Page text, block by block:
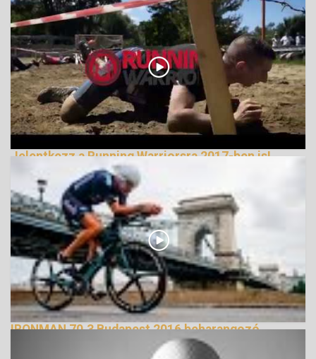
Jelentkezz a Running Warriorsra 2017-ben is!
245261 Nézetek
IRONMAN 70.3 Budapest 2016 beharangozó